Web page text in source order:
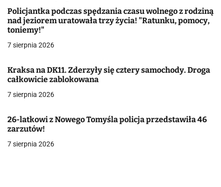
a
c
j
a
w
i
s
Policjantka podczas spędzania czasu wolnego z rodziną
nad jeziorem uratowała trzy życia! "Ratunku, pomocy,
toniemy!"
7 sierpnia 2026
Kraksa na DK11. Zderzyły się cztery samochody. Droga
całkowicie zablokowana
7 sierpnia 2026
26-latkowi z Nowego Tomyśla policja przedstawiła 46
zarzutów!
7 sierpnia 2026